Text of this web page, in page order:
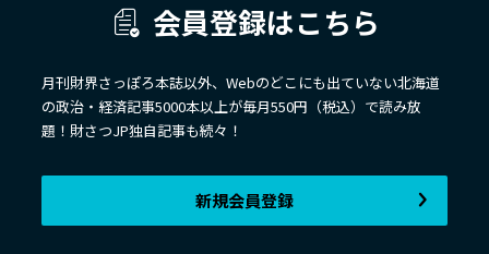
会員登録はこちら
月刊財界さっぽろ本誌以外、Webのどこにも出ていない北海道
の政治・経済記事5000本以上が毎月550円（税込）で読み放
題！財さつJP独自記事も続々！
新規会員登録